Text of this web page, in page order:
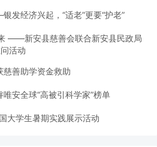
发经济兴起，“适老”更要“护老”
——新安县慈善会联合新安县民政局
活动
慈善助学资金救助
安全球“高被引科学家”榜单
大学生暑期实践展示活动